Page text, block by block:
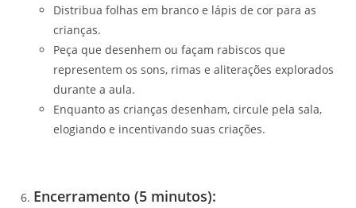
Distribua folhas em branco e lápis de cor para as
crianças.
Peça que desenhem ou façam rabiscos que
representem os sons, rimas e aliterações explorados
durante a aula.
Enquanto as crianças desenham, circule pela sala,
elogiando e incentivando suas criações.
Encerramento (5 minutos):